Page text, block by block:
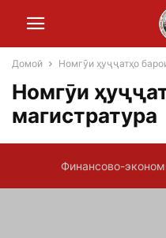
Домой Номгӯи ҳуҷҷатҳо
Номгӯи
магистратура
Финансово-